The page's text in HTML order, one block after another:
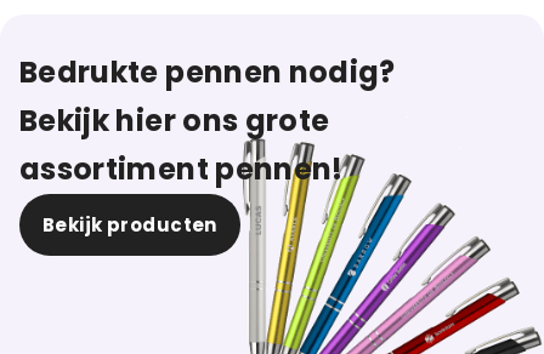
Bedrukte pennen nodig?
Bekijk hier ons grote
assortiment pennen!
Bekijk producten